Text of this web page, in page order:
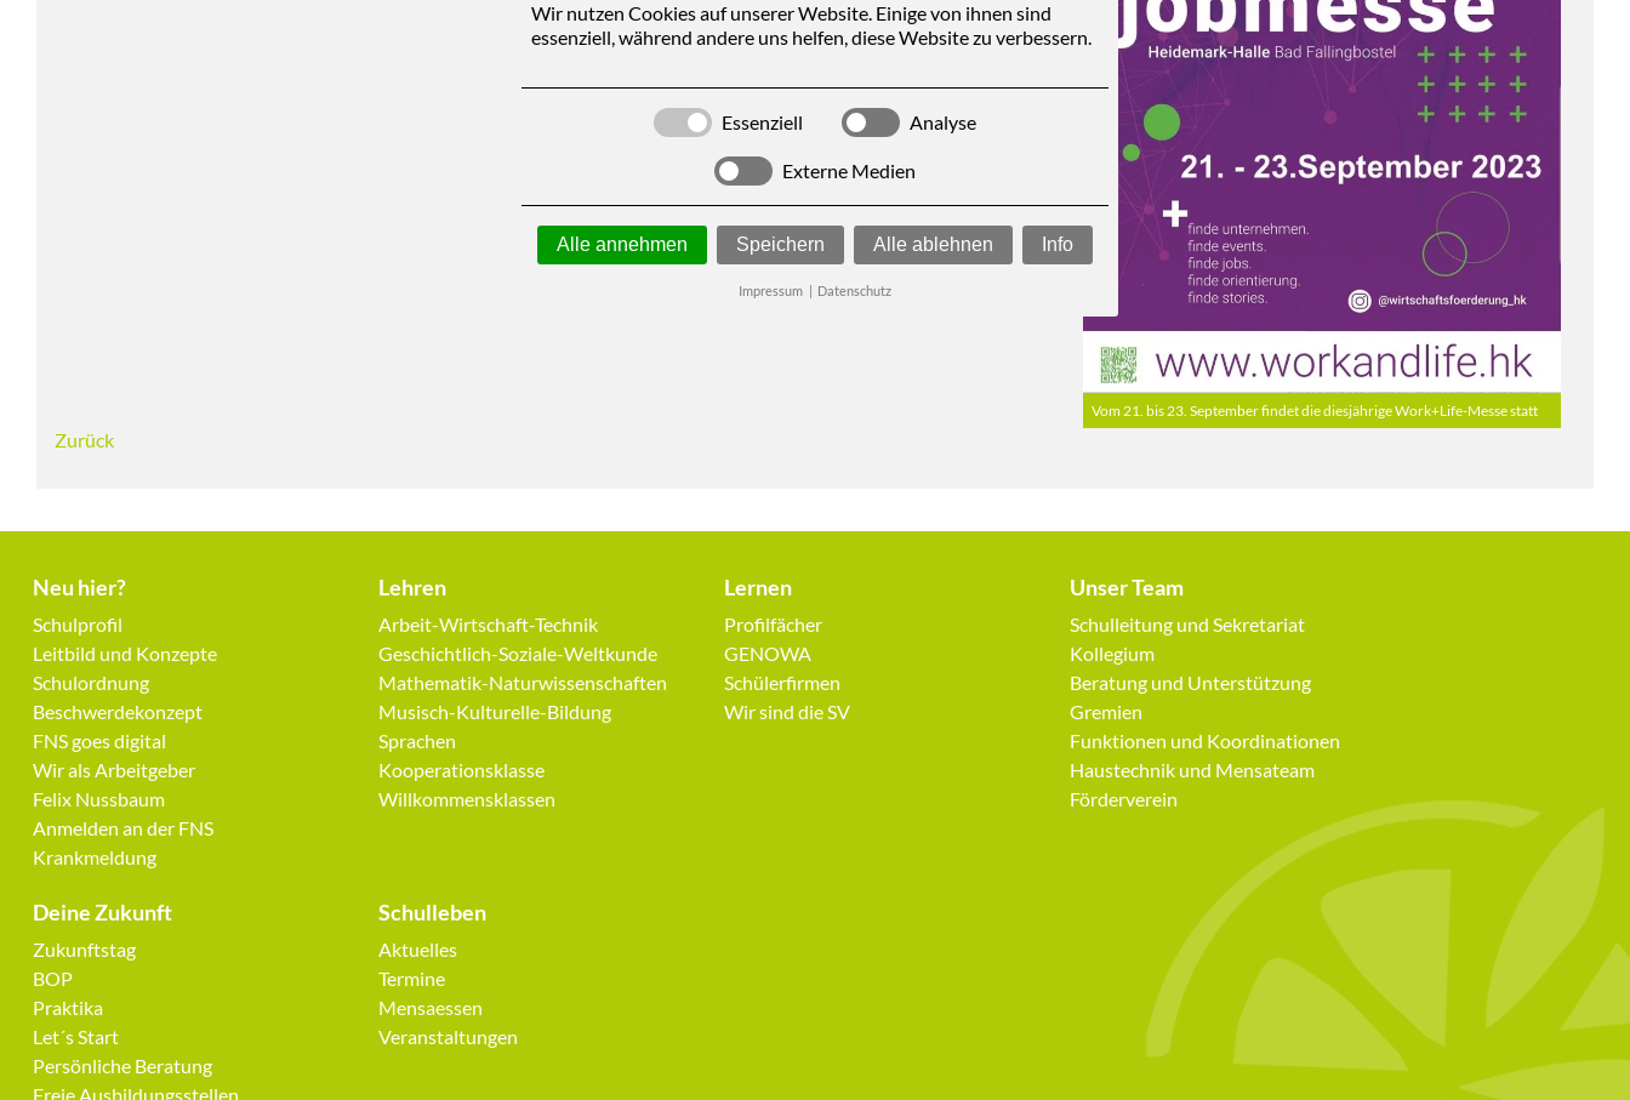
Vom 21. bis 23. September findet die diesjährige Work+Life-Messe statt
Zurück
Neu hier?
Navigation
überspringen
Schulprofil
Leitbild und Konzepte
Schulordnung
Beschwerdekonzept
FNS goes digital
Wir als Arbeitgeber
Felix Nussbaum
Anmelden an der FNS
Krankmeldung
Lehren
Navigation
überspringen
Arbeit-Wirtschaft-Technik
Geschichtlich-Soziale-Weltkunde
Mathematik-Naturwissenschaften
Musisch-Kulturelle-Bildung
Sprachen
Kooperationsklasse
Willkommensklassen
Lernen
Navigation
überspringen
Profilfächer
GENOWA
Schülerfirmen
Wir sind die SV
Unser Team
Navigation
überspringen
Schulleitung und Sekretariat
Kollegium
Beratung und Unterstützung
Gremien
Funktionen und Koordinationen
Haustechnik und Mensateam
Förderverein
Deine Zukunft
Navigation
überspringen
Zukunftstag
BOP
Praktika
Let´s Start
Persönliche Beratung
Freie Ausbildungsstellen
Schulleben
Navigation
überspringen
Aktuelles
Termine
Mensaessen
Veranstaltungen
Wir nutzen Cookies auf unserer Website. Einige von ihnen sind
essenziell, während andere uns helfen, diese Website zu verbessern.
Essenziell Analyse
Externe Medien
Alle annehmen Speichern Alle ablehnen Info
Impressum Datenschutz